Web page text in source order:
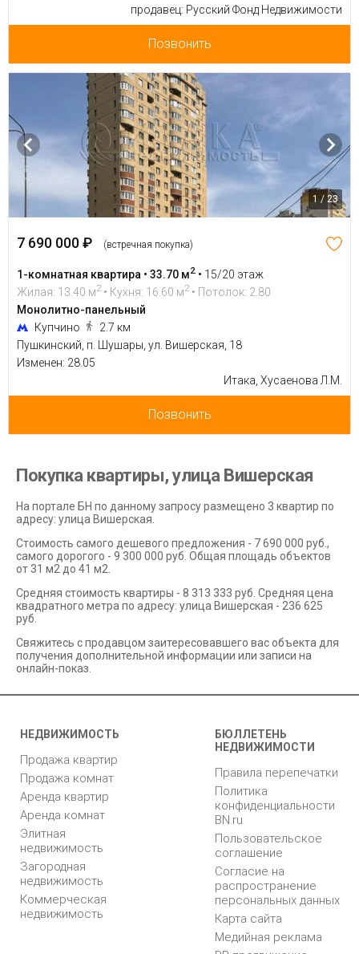
продавец: Русский Фонд Недвижимости
Позвонить
1 / 23
7 690 000 ₽ (встречная покупка)
1-комнатная квартира • 33.70 м2 • 15/20 этаж
Жилая: 13.40 м2 • Кухня: 16.60 м2 • Потолок: 2.80
Монолитно-панельный
Купчино
2.7 км
Пушкинский, п. Шушары, ул. Вишерская, 18
Изменен: 28.05
Итака, Хусаенова Л.М.
Позвонить
Покупка квартиры, улица Вишерская
На портале БН по данному запросу размещено 3 квартир по
адресу: улица Вишерская.
Стоимость самого дешевого предложения - 7 690 000 руб.,
самого дорогого - 9 300 000 руб. Общая площадь объектов
от 31 м2 до 41 м2.
Средняя стоимость квартиры - 8 313 333 руб. Средняя цена
квадратного метра по адресу: улица Вишерская - 236 625
руб.
Свяжитесь с продавцом заитересовавшего вас объекта для
получения дополнительной информации или записи на
онлайн-показ.
НЕДВИЖИМОСТЬ
Продажа квартир
Продажа комнат
Аренда квартир
Аренда комнат
Элитная
недвижимость
Загородная
недвижимость
Коммерческая
недвижимость
БЮЛЛЕТЕНЬ
НЕДВИЖИМОСТИ
Правила перепечатки
Политика
конфиденциальности
BN.ru
Пользовательское
соглашение
Согласие на
распространение
персональных данных
Карта сайта
Медийная реклама